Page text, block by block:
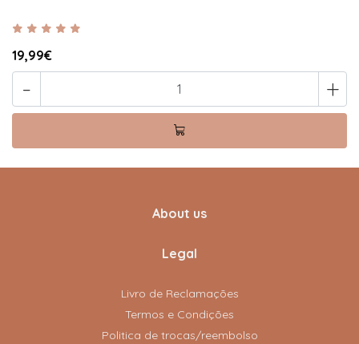
19,99€
- +
About us
Legal
Livro de Reclamações
Termos e Condições
Politica de trocas/reembolso